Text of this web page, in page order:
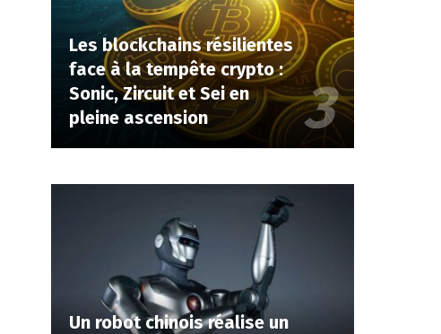
Les blockchains résilientes
face à la tempête crypto :
Sonic, Zircuit et Sei en
pleine ascension
Un robot chinois réalise un